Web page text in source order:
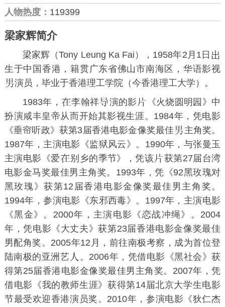
人物热度： 119399
梁家辉简介
梁家辉（Tony Leung Ka Fai），1958年2月1日
生于中国香港，籍贯广东省佛山市南海区，华语影视
演员，毕业于香港理工学院（今香港理工大学 ）。
1983年，
李翰祥 演的影 《火烧圆明园 》中
扮演咸丰皇帝从而开始其影视生涯。1984年，凭电影
《垂帘听政》获第3届香港电影金像奖最佳
主角奖。
1987年，主演电影《监狱风云》。1990年，与张曼玉
主演电影《爱 别乡的季节》，凭该 获第27届台湾
电影金马奖最佳男主角奖。1993年，凭《92黑玫瑰对
黑玫瑰》获第12届香港电影金像奖最佳男主角奖。
1994年，参演电影《东邪西毒》。1997年，主演电影
《黑金》。2000年，主演电影《恋战冲绳》。2004
年，凭电影《大丈夫》获第23届香港电影金像奖最佳
男配角奖。2005年12月，前往南极考察，成为首位登
陆南极的亚洲艺
。2006年，凭借电影《黑社会》获
得第25届香港电影金像奖最佳男主角奖。2007年，凭
借电影《我的教师生涯》获得第14届北京大学生电影
节最受欢迎香港演员奖。2010年，参演电影《狄仁杰